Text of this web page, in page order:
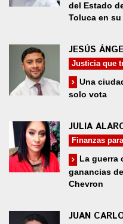
del Estado
Toluca en
JESÚS
Justicia que
Una
solo vota
JULIA
Finanzas
La guerra
ganancias
Chevron
JUAN